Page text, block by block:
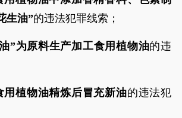
生油”的违法犯罪线索；
”为原料生产加工食用植物油的违
用植物油精炼后冒充新油的违法犯